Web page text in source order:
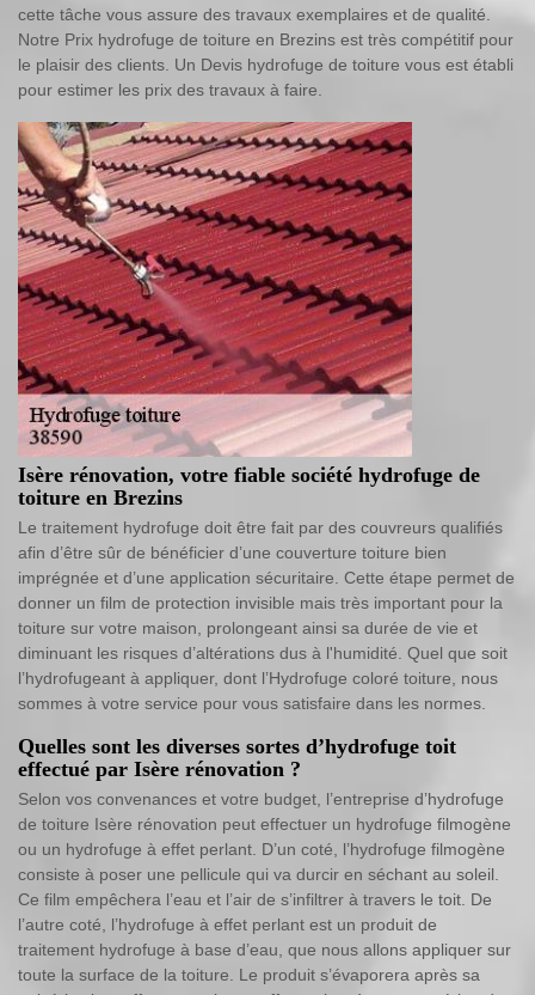
cette tâche vous assure des travaux exemplaires et de qualité.
Notre Prix hydrofuge de toiture en Brezins est très compétitif pour
le plaisir des clients. Un Devis hydrofuge de toiture vous est établi
pour estimer les prix des travaux à faire.
Isère rénovation, votre fiable société hydrofuge de
toiture en Brezins
Le traitement hydrofuge doit être fait par des couvreurs qualifiés
afin d’être sûr de bénéficier d’une couverture toiture bien
imprégnée et d’une application sécuritaire. Cette étape permet de
donner un film de protection invisible mais très important pour la
toiture sur votre maison, prolongeant ainsi sa durée de vie et
diminuant les risques d’altérations dus à l'humidité. Quel que soit
l’hydrofugeant à appliquer, dont l’Hydrofuge coloré toiture, nous
sommes à votre service pour vous satisfaire dans les normes.
Quelles sont les diverses sortes d’hydrofuge toit
effectué par Isère rénovation ?
Selon vos convenances et votre budget, l’entreprise d’hydrofuge
de toiture Isère rénovation peut effectuer un hydrofuge filmogène
ou un hydrofuge à effet perlant. D’un coté, l’hydrofuge filmogène
consiste à poser une pellicule qui va durcir en séchant au soleil.
Ce film empêchera l’eau et l’air de s’infiltrer à travers le toit. De
l’autre coté, l’hydrofuge à effet perlant est un produit de
traitement hydrofuge à base d’eau, que nous allons appliquer sur
toute la surface de la toiture. Le produit s’évaporera après sa